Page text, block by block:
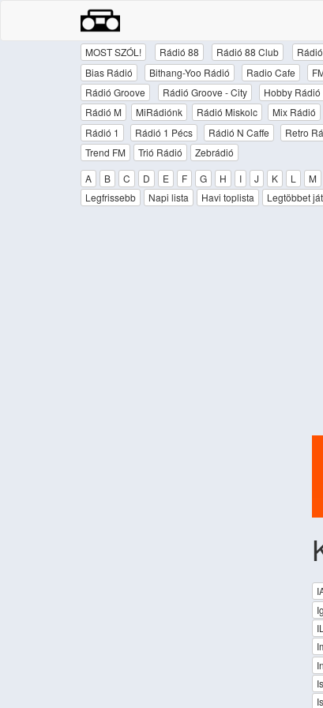
MOST SZÓL! Rádió 88 Rádió 88 Club
Bias Rádió
Bithang-Yoo Rádió Radio Cafe
Rádió Groove
Rádió Groove - City Hobby Rádió
Rádió M
MiRádiónk Rádió Miskolc Mix Rádió
Rádió 1
Rádió 1 Pécs Rádió N Caffe Retro
Trend FM
Trió Rádió
Zebrádió
A
B C D E F G H I J K L M
Legfrissebb
Napi lista Havi toplista Legtöbbet